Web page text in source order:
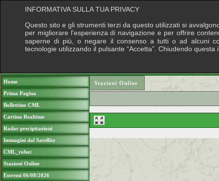
Home
Prima Pagina
Bollettino CML
Cartina Realtime
Radar precipitazioni
Immagini dal Satellite
CML_robot
Stazioni Online
Estremi 06/08/2026
Stazioni Online
INFORMATIVA SULLA TUA PRIVACY
Questo sito e gli strumenti terzi da questo utilizzati si
per migliorare l'esperienza di navigazione e per offrire
saperne di più, o negare il consenso a tutti o ad alcuni
tecnologie utilizzando il pulsante “Accetta”. Chiudendo